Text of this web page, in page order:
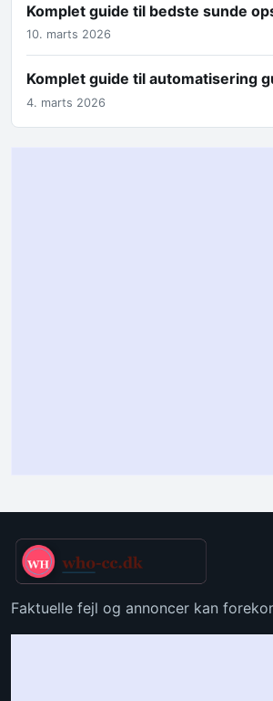
Komplet guide til bedste sunde
10. marts 2026
Komplet guide til automatisering
4. marts 2026
Faktuelle fejl og annoncer kan